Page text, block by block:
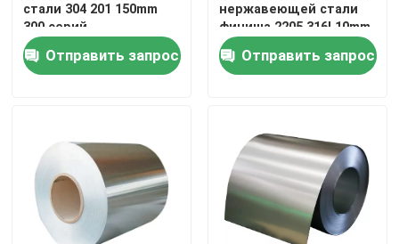
Продукты
О нас
стали 304 201 150mm
300 серий
Отправить запрос
нержавеющей стали
финиша 2205 316l 10mm
ба J3 алюминиевый
горячекатаный
Отправить запрос